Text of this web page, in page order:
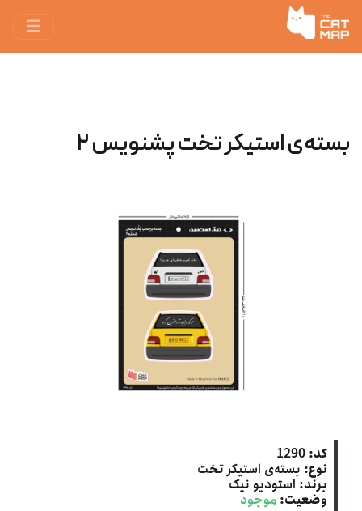
بسته‌ی استیکر تخت پشنویس ۲
کد: 1290
نوع: بسته‌ی استیکر تخت
برند: استودیو نیک
وضعیت: موجود